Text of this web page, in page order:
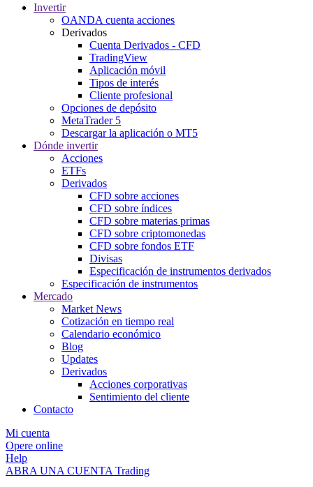
Invertir
OANDA cuenta acciones
Derivados
Cuenta Derivados - CFD
TradingView
Aplicación móvil
Tipos de interés
Cliente profesional
Opciones de depósito
MetaTrader 5
Descargar la aplicación o MT5
Dónde invertir
Acciones
ETFs
Derivados
CFD sobre acciones
CFD sobre índices
CFD sobre materias primas
CFD sobre criptomonedas
CFD sobre fondos ETF
Divisas
Especificación de instrumentos derivados
Especificación de instrumentos
Mercado
Market News
Cotización en tiempo real
Calendario económico
Blog
Updates
Derivados
Acciones corporativas
Sentimiento del cliente
Contacto
Mi cuenta
Opere online
Help
ABRA UNA CUENTA Trading